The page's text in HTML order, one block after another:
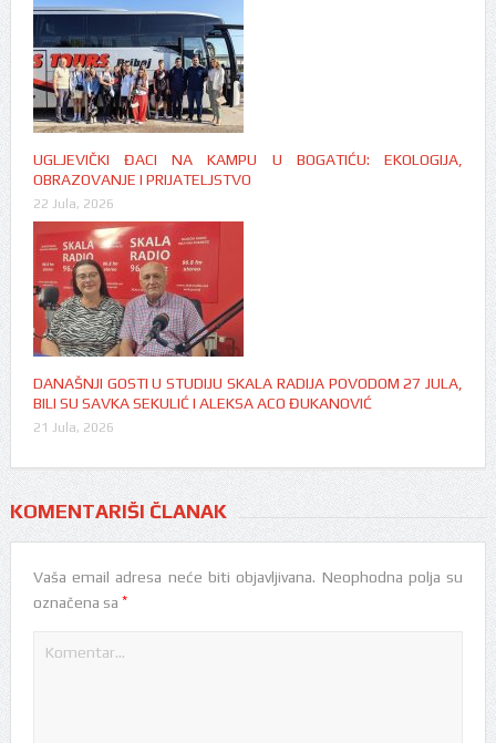
UGLJEVIČKI ĐACI NA KAMPU U BOGATIĆU: EKOLOGIJA,
OBRAZOVANJE I PRIJATELJSTVO
22 Jula, 2026
DANAŠNJI GOSTI U STUDIJU SKALA RADIJA POVODOM 27 JULA,
BILI SU SAVKA SEKULIĆ I ALEKSA ACO ĐUKANOVIĆ
21 Jula, 2026
KOMENTARIŠI ČLANAK
Vaša email adresa neće biti objavljivana. Neophodna polja su
označena sa *